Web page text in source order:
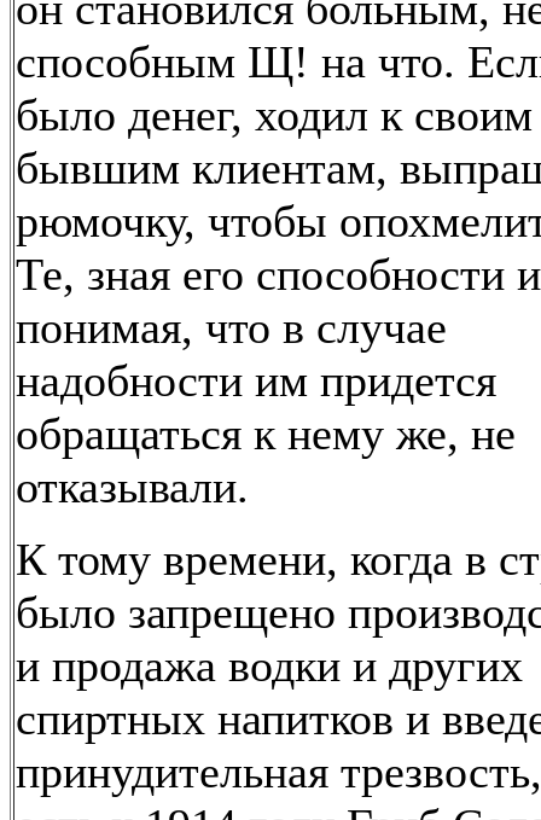
способным Щ! на что.
было денег, ходил к своим
бывшим клиентам,
рюмочку, чтобы
Те, зная его способности и
понимая, что в случае
надобности им придется
обращаться к нему же, не
отказывали.
К тому времени, когда в
было запрещено
и продажа водки и других
спиртных напитков и
принудительная